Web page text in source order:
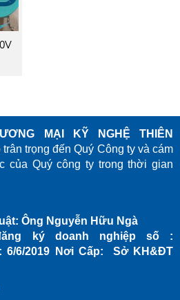
MẠI KỸ NGHỆ THIÊN
trọng đến Quý Công ty và cám
của Quý công ty trong thời gian
Ông Nguyễn Hữu Ngà
ký doanh nghiệp số :
6/6/2019 Nơi Cấp: Sở KH&ĐT